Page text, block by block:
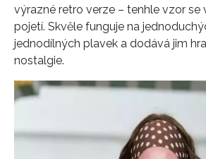
výrazné retro verze – tenhle vzor se
pojetí. Skvěle funguje na
jednodílných plavek a dodává jim
nostalgie.